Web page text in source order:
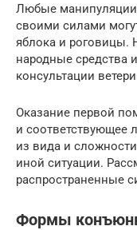
Любые
своими силами
яблока и роговицы.
народные средства
консультации
Оказание первой
и соответствующее
из вида и
иной ситуации.
распространенные
Формы